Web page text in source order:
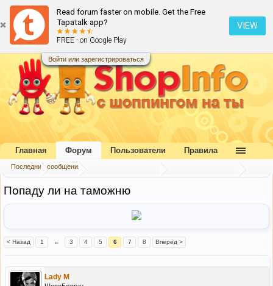
Read forum faster on mobile. Get the Free
Tapatalk app?
FREE - on Google Play
VIEW
Войти или зарегистрироваться
Главная Форум
Попаду ли на таможню
< Назад 1 ← 3 4 5 6 7 8 Вперёд >
Lady M
Главная Форум
Последние сообщения
Пользователи Правила